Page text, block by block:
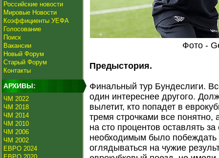
Российские новости
Мировые Новости
Коэффициенты УЕФА
Голосование
Поиск
Вакансии
Новый Форум
Старый Форум
Контакты
АРХИВЫ:
ЧМ 2022
ЧМ 2018
ЧМ 2014
ЧМ 2010
ЧМ 2006
ЧМ 2002
ЕВРО 2024
Фото -
Предыстория.
Финальный тур Бундеслиги.
один интереснее другого.
вылетит, кто попадет в
тремя строчками все понятно,
на сто процентов оставлять
необходимым было
оглядываться на чужие